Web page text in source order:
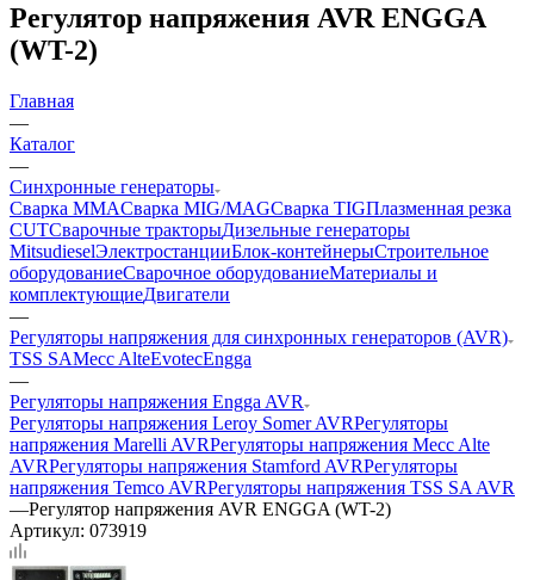
Регулятор напряжения AVR ENGGA
(WT-2)
Главная
—
Каталог
—
Синхронные генераторы
Сварка MMAСварка MIG/MAGСварка TIGПлазменная резка
CUTСварочные тракторыДизельные генераторы
MitsudieselЭлектростанцииБлок-контейнерыСтроительное
оборудованиеСварочное оборудованиеМатериалы и
комплектующиеДвигатели
—
Регуляторы напряжения для синхронных генераторов (AVR)
TSS SAMecc AlteEvotecEngga
—
Регуляторы напряжения Engga AVR
Регуляторы напряжения Leroy Somer AVRРегуляторы
напряжения Marelli AVRРегуляторы напряжения Mecc Alte
AVRРегуляторы напряжения Stamford AVRРегуляторы
напряжения Temco AVRРегуляторы напряжения TSS SA AVR
—Регулятор напряжения AVR ENGGA (WT-2)
Артикул: 073919